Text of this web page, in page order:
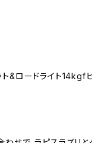
&ロードライト14kgf